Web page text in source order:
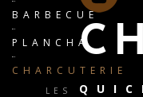
BARBECUE
PLANCHA
CHARCUTERIE
LES